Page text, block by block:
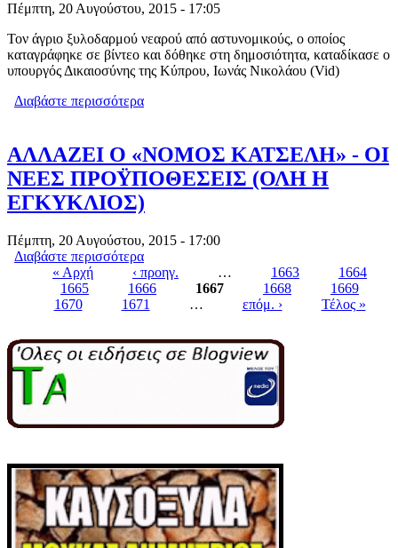
Πέμπτη, 20 Αυγούστου, 2015 - 17:05
Τον άγριο ξυλοδαρμού νεαρού από αστυνομικούς, ο οποίος
καταγράφηκε σε βίντεο και δόθηκε στη δημοσιότητα, καταδίκασε ο
υπουργός Δικαιοσύνης της Κύπρου, Ιωνάς Νικολάου (Vid)
Διαβάστε περισσότερα
ΑΛΛΑΖΕΙ Ο «ΝΟΜΟΣ ΚΑΤΣΕΛΗ» - ΟΙ
ΝΕΕΣ ΠΡΟΫΠΟΘΕΣΕΙΣ (ΟΛΗ Η
ΕΓΚΥΚΛΙΟΣ)
Πέμπτη, 20 Αυγούστου, 2015 - 17:00
Διαβάστε περισσότερα
ΟΙ ΝΕΕΣ ΠΡΟΫΠΟΘΕΣΕΙΣ (ΟΛΗ Η
ΕΓΚΥΚΛΙΟΣ)
Pages
« Αρχή ‹ προηγ. … 1663
1664
1665
1666 1667 1668
1669
1670
1671 … επόμ. › Τέλος »